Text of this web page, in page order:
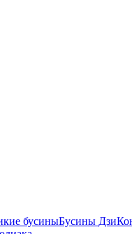
бусиныБусины Дзи